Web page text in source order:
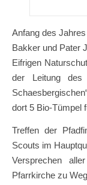
Anfang des
Bakker und Pater
Eifrigen
der Leitung des
dort 5 Bio-Tümpel
Treffen der
Scouts im
Versprechen
Pfarrkirche zu